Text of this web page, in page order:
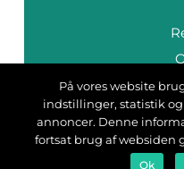
På vores website
indstillinger, statistik
annoncer. Denne
fortsat brug af websiden
Ok